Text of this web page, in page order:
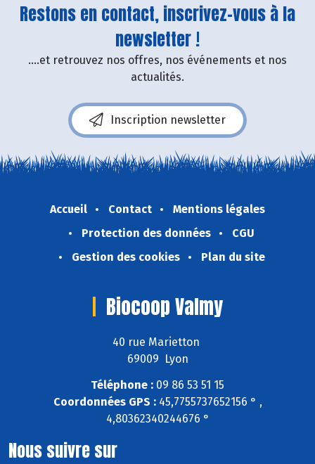
Restons en contact, inscrivez-vous à la
newsletter !
....et retrouvez nos offres, nos événements et nos
actualités.
Inscription newsletter
Accueil Contact
Mentions légales
Protection des données
CGU
Gestion des cookies
Plan du site
Biocoop Valmy
40 rue Marietton
69009 Lyon
Téléphone : 09 86 53 51 15
Coordonnées GPS :45,7755737652156 ° ,
4,80362340244676 °
Nous suivre sur